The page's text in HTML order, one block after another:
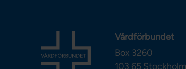
Vårdförbundet
Box 3260
103 65 Stockholm